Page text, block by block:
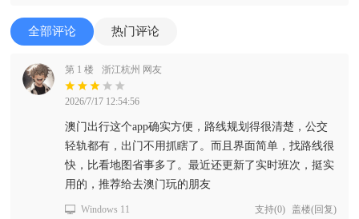
全部评论 热门评论
第 1 楼 浙江杭州 网友
2026/7/17 12:54:56
澳门出行这个app确实方便，路线规划得很清楚，公交
轻轨都有，出门不用抓瞎了。而且界面简单，找路线很
快，比看地图省事多了。最近还更新了实时班次，挺实
用的，推荐给去澳门玩的朋友
Windows 11 支持(0) 盖楼(回复)